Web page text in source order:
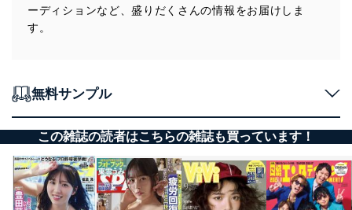
ーディションなど、盛りだくさんの情報をお届けしま
す。
無料サンプル
この雑誌の読者はこちらの雑誌も買っています！